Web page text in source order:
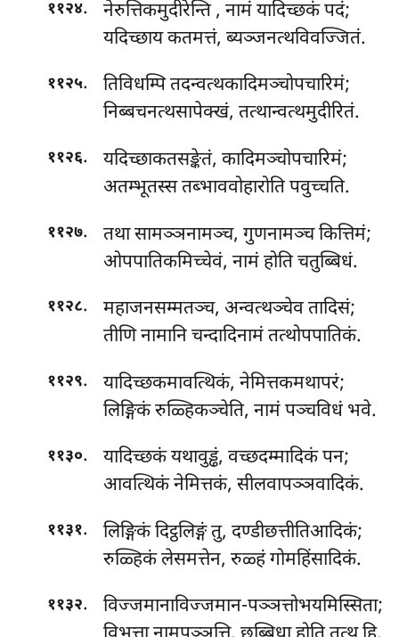
११२४. नेरुत्तिकमुदीरेन्ति, नामं यादिच्छकं पदं;
यदिच्छाय कतमत्तं, ब्यञ्जनत्थविवज्जितं.
११२५.
तिविधम्पि तदन्वत्थकादिमञ्चोपचारिमं;
निब्बचनत्थसापेक्खं, तत्थान्वत्थमुदीरितं.
११२६.
यदिच्छाकतसङ्केतं, कादिमञ्चोपचारिमं;
अतम्भूतस्स तब्भाववोहारोति पवुच्चति.
११२७.
तथा सामञ्ञनामञ्च, गुणनामञ्च कित्तिमं;
ओपपातिकमिच्चेवं, नामं होति चतुब्बिधं.
११२८.
महाजनसम्मतञ्च, अन्वत्थञ्चेव तादिसं;
तीणि नामानि चन्दादिनामं तत्थोपपातिकं.
११२९.
यादिच्छकमावत्थिकं, नेमित्तकमथापरं;
लिङ्गिकं रुळ्हिकञ्चेति, नामं पञ्चविधं भवे.
११३०.
यादिच्छकं यथावुड्ढं, वच्छदम्मादिकं पन;
आवत्थिकं नेमित्तकं, सीलवापञ्ञवादिकं.
११३१.
लिङ्गिकं दिट्ठलिङ्गं तु, दण्डीछत्तीतिआदिकं;
रुळ्हिकं लेसमत्तेन, रुळ्हं गोमहिंसादिकं.
११३२.
विज्जमानाविज्जमान-पञ्ञत्तोभयमिस्सिता;